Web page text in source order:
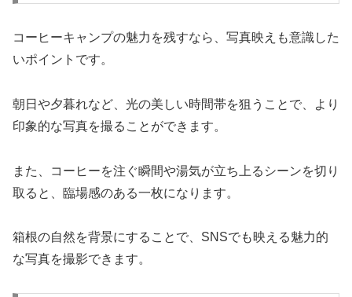
コーヒーキャンプの魅力を残すなら、写真映えも意識した
いポイントです。
朝日や夕暮れなど、光の美しい時間帯を狙うことで、より
印象的な写真を撮ることができます。
また、コーヒーを注ぐ瞬間や湯気が立ち上るシーンを切り
取ると、臨場感のある一枚になります。
箱根の自然を背景にすることで、SNSでも映える魅力的
な写真を撮影できます。